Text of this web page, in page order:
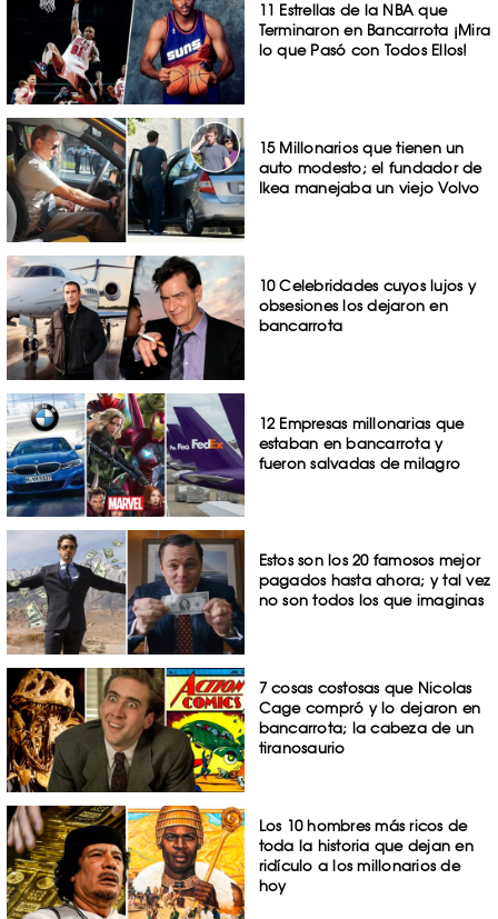
11 Estrellas de la NBA que
Terminaron en Bancarrota ¡Mira
lo que Pasó con Todos Ellos!
15 Millonarios que tienen un
auto modesto; el fundador de
Ikea manejaba un viejo Volvo
10 Celebridades cuyos lujos y
obsesiones los dejaron en
bancarrota
12 Empresas millonarias que
estaban en bancarrota y
fueron salvadas de milagro
Estos son los 20 famosos mejor
pagados hasta ahora; y tal vez
no son todos los que imaginas
7 cosas costosas que Nicolas
Cage compró y lo dejaron en
bancarrota; la cabeza de un
tiranosaurio
Los 10 hombres más ricos de
toda la historia que dejan en
ridículo a los millonarios de
hoy